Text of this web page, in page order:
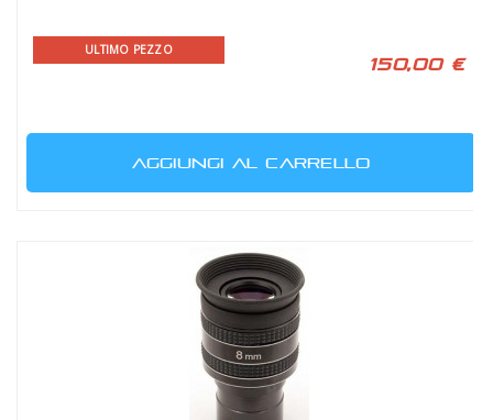
ULTIMO PEZZO
150,00 €
AGGIUNGI AL CARRELLO